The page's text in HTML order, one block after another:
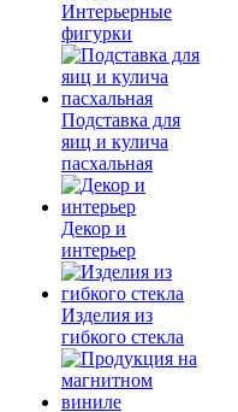
Интерьерные
фигурки
Подставка для
яиц и кулича
пасхальная
Декор и
интерьер
Изделия из
гибкого стекла